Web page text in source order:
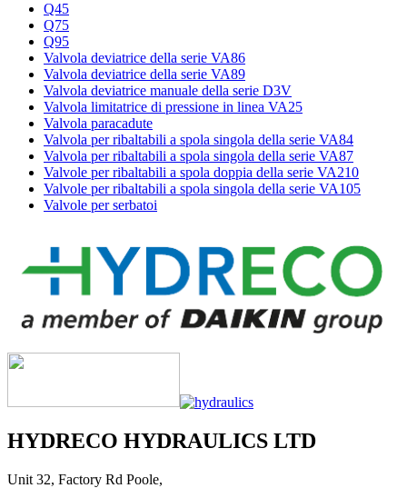
Q45
Q75
Q95
Valvola deviatrice della serie VA86
Valvola deviatrice della serie VA89
Valvola deviatrice manuale della serie D3V
Valvola limitatrice di pressione in linea VA25
Valvola paracadute
Valvola per ribaltabili a spola singola della serie VA84
Valvola per ribaltabili a spola singola della serie VA87
Valvole per ribaltabili a spola doppia della serie VA210
Valvole per ribaltabili a spola singola della serie VA105
Valvole per serbatoi
HYDRECO HYDRAULICS LTD
Unit 32, Factory Rd Poole,